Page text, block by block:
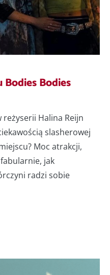
Bodies
reżyserii Halina Reijn
slasherowej
Moc atrakcji,
jak
radzi sobie